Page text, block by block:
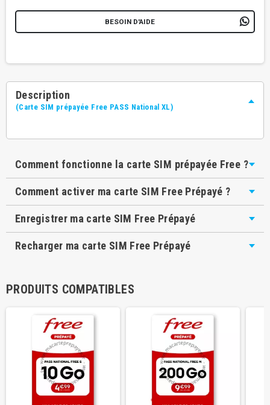
BESOIN D'AIDE
Description
(Carte SIM prépayée Free PASS National XL)
Comment fonctionne la carte SIM prépayée Free ?
Comment activer ma carte SIM Free Prépayé ?
Enregistrer ma carte SIM Free Prépayé
Recharger ma carte SIM Free Prépayé
PRODUITS COMPATIBLES